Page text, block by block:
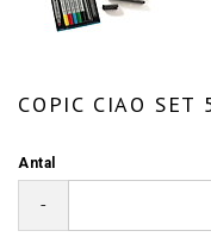
COPIC CIAO SET
Antal
-